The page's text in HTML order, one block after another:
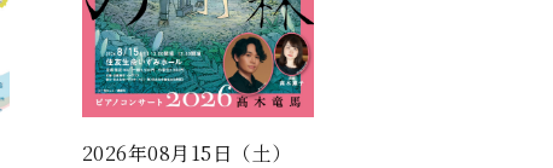
2026年08月15日（土）